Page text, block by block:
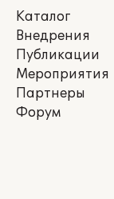
Каталог
Внедрения
Публикации
Мероприятия
Партнеры
Форум